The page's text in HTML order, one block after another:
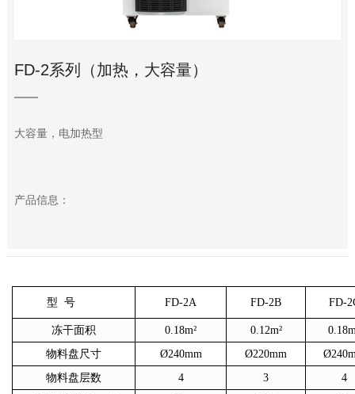
FD-2系列（加热，大容量）
大容量，电加热型
产品信息：
型 号 FD-2A FD-2B FD-
冻干面积 0.18m² 0.12m²
物料盘尺寸
Ø240mm Ø220mm
物料盘层数
4 3
4